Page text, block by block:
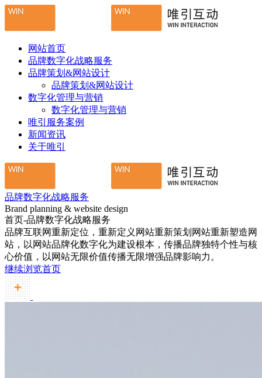
网站首页
品牌数字化战略服务
品牌策划&网站设计
品牌策划&网站设计
数字化管理与营销
数字化管理与营销
唯引服务案例
新闻资讯
关于唯引
品牌数字化战略服务
Brand planning & website design
首页-品牌数字化战略服务
品牌互联网重新定位，重新定义网站重新策划网站重新塑造网
站，以网站品牌化数字化为建设根本，传播品牌独特个性与核
心价值，以网站无限价值传播无限增强品牌影响力。
继续浏览首页